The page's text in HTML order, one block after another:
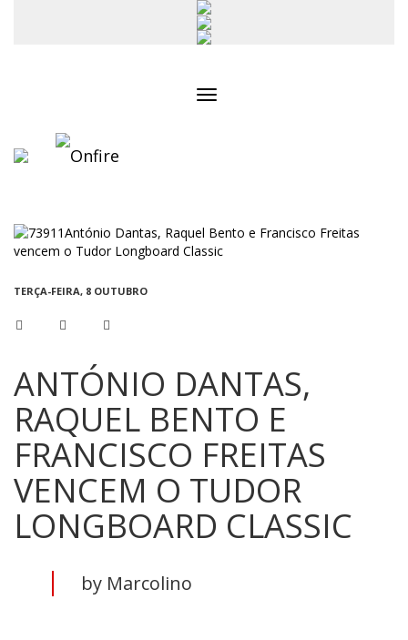
TERÇA-FEIRA, 8 OUTUBRO
ANTÓNIO DANTAS,
RAQUEL BENTO E
FRANCISCO FREITAS
VENCEM O TUDOR
LONGBOARD CLASSIC
by Marcolino